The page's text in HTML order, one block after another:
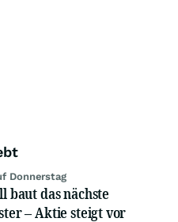
Donnerstag
baut das nächste
– Aktie steigt vor